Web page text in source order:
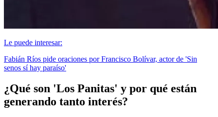
Le puede interesar:
Fabián Ríos pide oraciones por Francisco Bolívar, actor de 'Sin
senos sí hay paraíso'
¿Qué son 'Los Panitas' y por qué están
generando tanto interés?